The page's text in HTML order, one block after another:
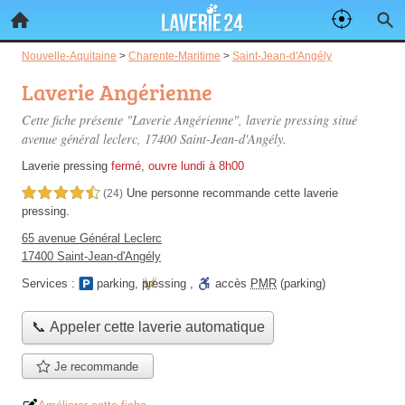
Nouvelle-Aquitaine > Charente-Maritime > Saint-Jean-d'Angély
Laverie Angérienne
Cette fiche présente "Laverie Angérienne", laverie pressing situé
avenue général leclerc, 17400 Saint-Jean-d'Angély.
Laverie pressing fermé, ouvre lundi à 8h00
4,5 étoiles sur 5 (24) Une personne recommande cette laverie
pressing.
65 avenue Général Leclerc
17400 Saint-Jean-d'Angély
Services :
parking, pressing , accès PMR (parking)
📞 Appeler cette laverie automatique
Je recommande